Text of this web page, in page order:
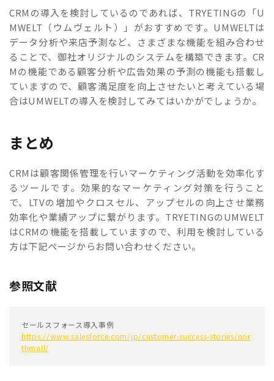
CRMの導入を検討しているのであれば、TRYETINGの「U
MWELT（ウムヴェルト）」がおすすめです。UMWELTは
データ分析や来店予測など、さまざまな機能を組み合わせ
ることで、御社オリジナルのシステムを構築できます。CR
Mの機能である顧客分析や広告効果の予測の機能も搭載し
ていますので、顧客満足度を向上させたいと考えている場
合はUMWELTの導入を検討してみてはいかがでしょうか。
まとめ
CRMは顧客関係管理を行いマーケティング活動を効率化す
るツールです。効果的なマーケティング対策を行うこと
で、LTVの増加やクロスセル、アップセルの向上させ業務
効率化や業績アップに繋がります。TRYETINGのUMWELT
はCRMの機能を搭載していますので、利用を検討している
方は下記ページからお問い合わせください。
参照文献
セールスフォース導入事例
https://www.salesforce.com/jp/customer-success-stories/nor
thmall/